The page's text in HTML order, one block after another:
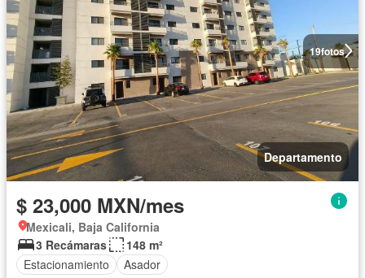
19fotos
Departamento
$ 23,000 MXN/mes
Mexicali, Baja California
3 Recámaras
148 m²
Estacionamiento
Asador